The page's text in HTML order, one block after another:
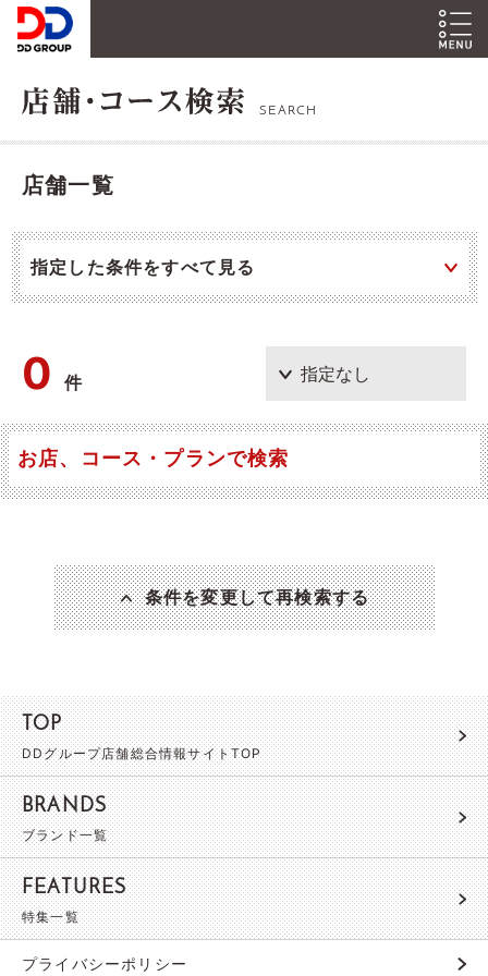
SEARCH
店舗一覧
指定した条件をすべて見る
0件
お店、コース・プランで検索
条件を変更して再検索する
TOP
DDグループ店舗総合情報サイトTOP
BRANDS
ブランド一覧
FEATURES
特集一覧
プライバシーポリシー